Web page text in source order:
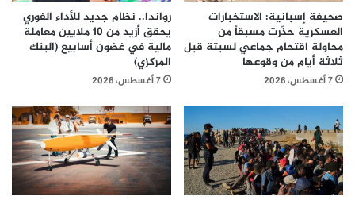
صحيفة إسبانية: الاستخبارات
العسكرية حذّرت مسبقاً من
محاولة اقتحام جماعي لسبتة قبل
ثلاثة أيام من وقوعها
7 أغسطس، 2026
رواندا.. نظام جديد للأداء الفوري
يحقق أزيد من 10 ملايين معاملة
مالية في غضون أسابيع (البنك
المركزي)
7 أغسطس، 2026